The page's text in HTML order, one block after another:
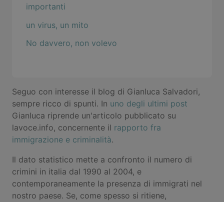
importanti
un virus, un mito
No davvero, non volevo
Seguo con interesse il blog di Gianluca Salvadori,
sempre ricco di spunti. In uno degli ultimi post
Gianluca riprende un'articolo pubblicato su
lavoce.info, concernente il rapporto fra
immigrazione e criminalità.
Il dato statistico mette a confronto il numero di
crimini in italia dal 1990 al 2004, e
contemporaneamente la presenza di immigrati nel
nostro paese. Se, come spesso si ritiene,